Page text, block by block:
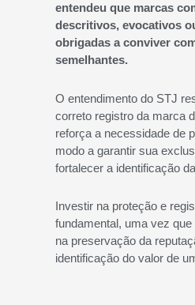
entendeu que marcas
descritivos, evocativos
obrigadas a conviver
semelhantes.
O entendimento do STJ
correto registro da marca
reforça a necessidade de
modo a garantir sua
fortalecer a identificação
Investir na proteção e
fundamental, uma vez
na preservação da
identificação do valor de